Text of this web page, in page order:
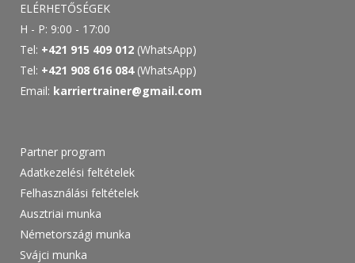
ELÉRHETŐSÉGEK
H - P: 9:00 - 17:00
Tel: +421 915 409 012 (WhatsApp)
Tel: +421 908 616 084(WhatsApp)
Email: karriertrainer@gmail.com
Partner program
Adatkezelési feltételek
Felhasználási feltételek
Ausztriai munka
Németországi munka
Svájci munka